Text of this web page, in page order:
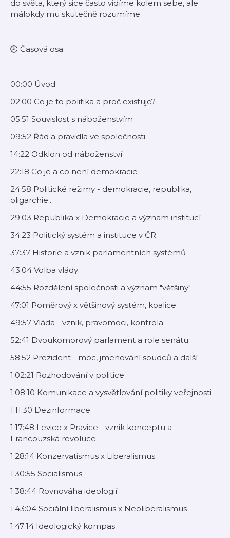
do světa, který sice často vidíme kolem sebe, ale
málokdy mu skutečně rozumíme.
🕗 Časová osa
00:00 Úvod
02:00 Co je to politika a proč existuje?
05:51 Souvislost s náboženstvím
09:52 Řád a pravidla ve společnosti
14:22 Odklon od náboženství
22:18 Co je a co není demokracie
24:58 Politické režimy - demokracie, republika,
oligarchie...
29:03 Republika x Demokracie a význam institucí
34:23 Politický systém a instituce v ČR
37:37 Historie a vznik parlamentních systémů
43:04 Volba vlády
44:55 Rozdělení společnosti a význam "většiny"
47:01 Poměrový x většinový systém, koalice
49:57 Vláda - vznik, pravomoci, kontrola
52:41 Dvoukomorový parlament a role senátu
58:52 Prezident - moc, jmenování soudců a další
1:02:21 Rozhodování v politice
1:08:10 Komunikace a vysvětlování politiky veřejnosti
1:11:30 Dezinformace
1:17:48 Levice x Pravice - vznik konceptu a
Francouzská revoluce
1:28:14 Konzervatismus x Liberalismus
1:30:55 Socialismus
1:38:44 Rovnováha ideologií
1:43:04 Sociální liberalismus x Neoliberalismus
1:47:14 Ideologický kompas